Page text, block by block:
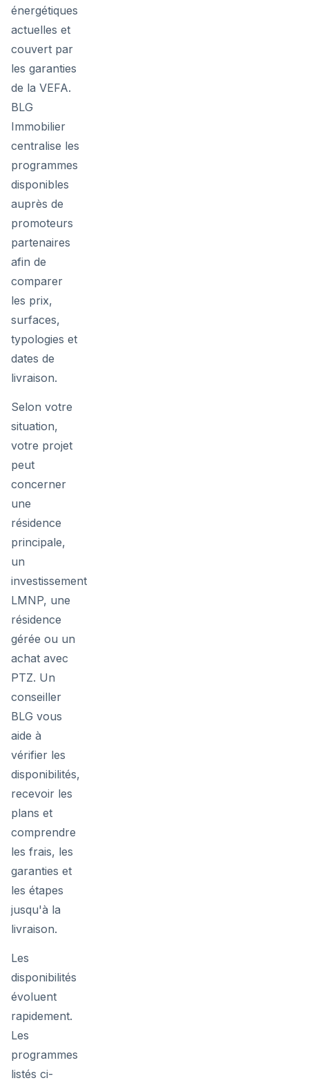
énergétiques
actuelles et
couvert par
les garanties
de la VEFA.
BLG
Immobilier
centralise les
programmes
disponibles
auprès de
promoteurs
partenaires
afin de
comparer
les prix,
surfaces,
typologies et
dates de
livraison.
Selon votre
situation,
votre projet
peut
concerner
une
résidence
principale,
un
investissement
LMNP, une
résidence
gérée ou un
achat avec
PTZ. Un
conseiller
BLG vous
aide à
vérifier les
disponibilités,
recevoir les
plans et
comprendre
les frais, les
garanties et
les étapes
jusqu'à la
livraison.
Les
disponibilités
évoluent
rapidement.
Les
programmes
listés ci-